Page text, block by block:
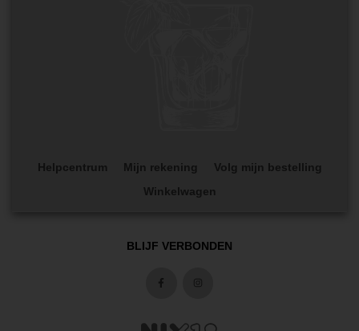
Helpcentrum Mijn rekening
Volg mijn bestelling
Winkelwagen
BLIJF VERBONDEN